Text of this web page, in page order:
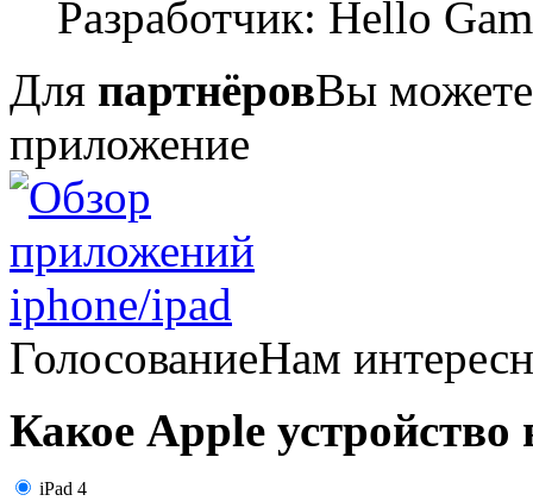
Разработчик: Hello
Для партнёровВы можете
приложение
ГолосованиеНам
Какое Apple устройство
iPad 4